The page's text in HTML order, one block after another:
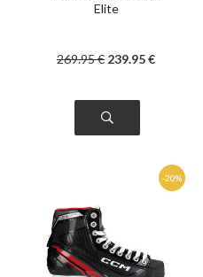
Elite
269.95€ 239.95€